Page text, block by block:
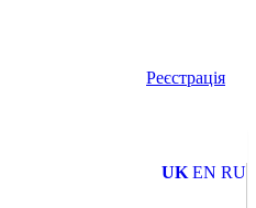
Реєстрація
UK EN RU